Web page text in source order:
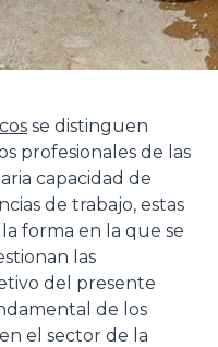
se distinguen
profesionales de las
capacidad de
de trabajo, estas
forma en la que se
las
del presente
de los
el sector de la